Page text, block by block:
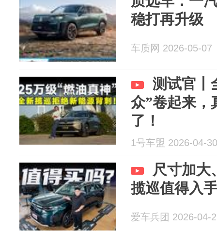
稳打再升级
车质网 2026-05-07
测试官丨
众”卷起来，
了！
1号车盟 2026-04-30
尺寸加大
揽巡值得入
爱车兵团 2026-04-